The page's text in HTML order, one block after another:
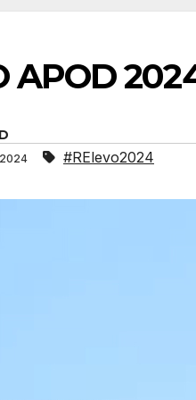
APOD
2024 #RElevo2024